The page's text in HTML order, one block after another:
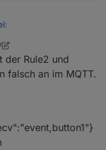
endon on
endon
:
der Rule2 und
falsch an im MQTT.